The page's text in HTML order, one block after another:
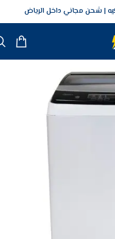
شحن مجاني داخل الرياض